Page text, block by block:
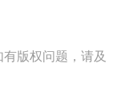
版权问题，请及